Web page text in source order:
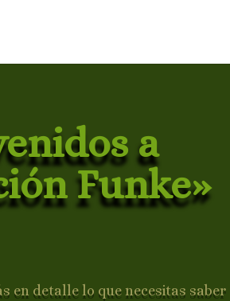
a
Funke»
en detalle lo que necesitas saber